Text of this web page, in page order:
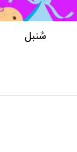
سُنبل